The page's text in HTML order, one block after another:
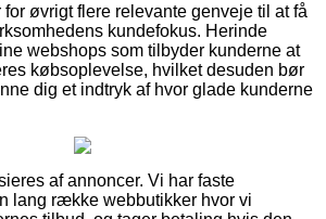
øvrigt flere relevante genveje til at få
kundefokus. Herinde
webshops som tilbyder kunderne at
købsoplevelse, hvilket desuden bør
dig et indtryk af hvor glade kunderne
af annoncer. Vi har faste
lang række webbutikker hvor vi